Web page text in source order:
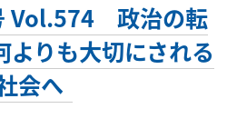
Vol.574 政治の転
よりも大切にされる
会へ